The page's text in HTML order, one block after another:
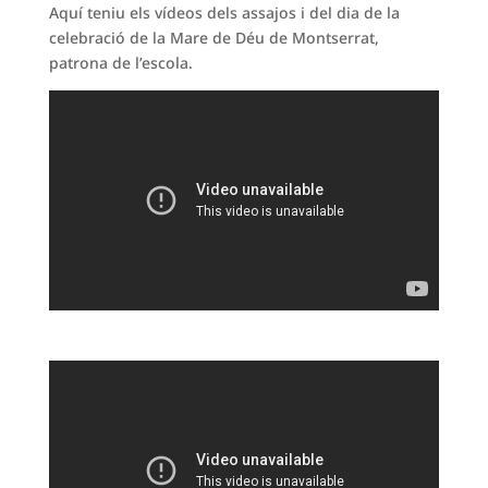
Aquí teniu els vídeos dels assajos i del dia de la
celebració de la Mare de Déu de Montserrat,
patrona de l’escola.